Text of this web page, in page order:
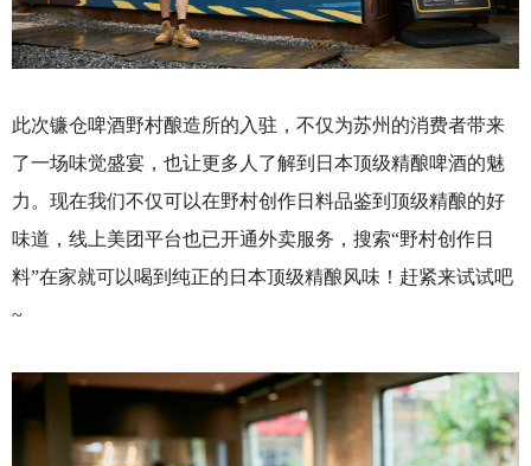
此次镰仓啤酒野村酿造所的入驻，不仅为苏州的消费者带来
了一场味觉盛宴，也让更多人了解到日本顶级精酿啤酒的魅
力。现在我们不仅可以在野村创作日料品鉴到顶级精酿的好
味道，线上美团平台也已开通外卖服务，搜索“野村创作日
料”在家就可以喝到纯正的日本顶级精酿风味！赶紧来试试吧
~